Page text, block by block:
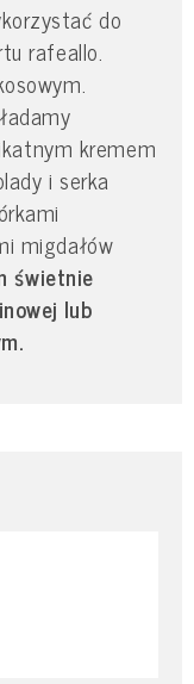
do
rafeallo.
kremem
i serka
migdałów
świetnie
lub